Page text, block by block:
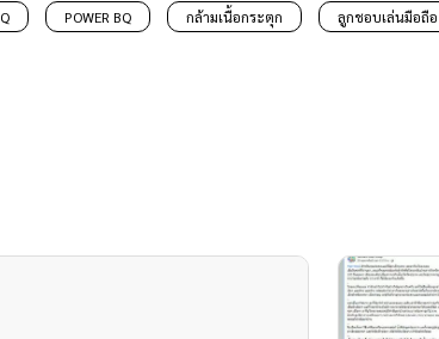
POWER BQ กล้ามเนื้อกระตุก ลูกชอบเล่นมือถือ